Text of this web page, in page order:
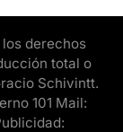
derechos
total o
Schivintt.
101 Mail: